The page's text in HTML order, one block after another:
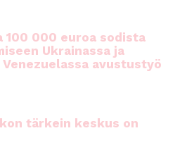
100 000 euroa sodista
Ukrainassa ja
Venezuelassa avustustyö
tärkein keskus on